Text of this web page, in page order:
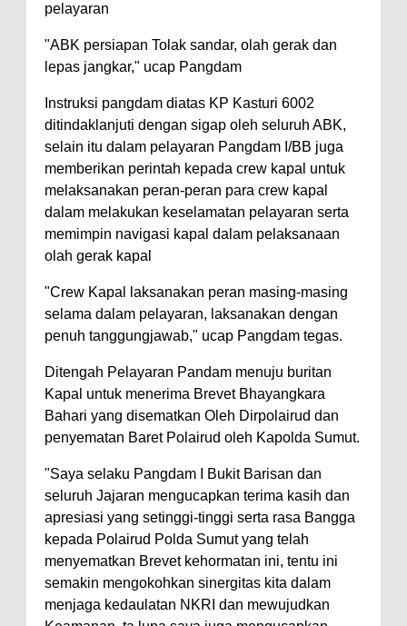
pelayaran
"ABK persiapan Tolak sandar, olah gerak dan
lepas jangkar," ucap Pangdam
Instruksi pangdam diatas KP Kasturi 6002
ditindaklanjuti dengan sigap oleh seluruh ABK,
selain itu dalam pelayaran Pangdam I/BB juga
memberikan perintah kepada crew kapal untuk
melaksanakan peran-peran para crew kapal
dalam melakukan keselamatan pelayaran serta
memimpin navigasi kapal dalam pelaksanaan
olah gerak kapal
"Crew Kapal laksanakan peran masing-masing
selama dalam pelayaran, laksanakan dengan
penuh tanggungjawab," ucap Pangdam tegas.
Ditengah Pelayaran Pandam menuju buritan
Kapal untuk menerima Brevet Bhayangkara
Bahari yang disematkan Oleh Dirpolairud dan
penyematan Baret Polairud oleh Kapolda Sumut.
"Saya selaku Pangdam I Bukit Barisan dan
seluruh Jajaran mengucapkan terima kasih dan
apresiasi yang setinggi-tinggi serta rasa Bangga
kepada Polairud Polda Sumut yang telah
menyematkan Brevet kehormatan ini, tentu ini
semakin mengokohkan sinergitas kita dalam
menjaga kedaulatan NKRI dan mewujudkan